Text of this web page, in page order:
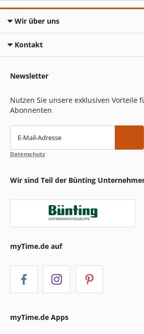
Wir über uns
Kontakt
Newsletter
Nutzen Sie unsere exklusiven Vorteile
Abonnenten
E-Mail-Adresse
Datenschutz
Wir sind Teil der Bünting
myTime.de auf
myTime.de Apps